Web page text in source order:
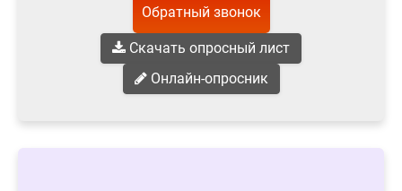
Обратный звонок
Скачать опросный лист
Онлайн-опросник